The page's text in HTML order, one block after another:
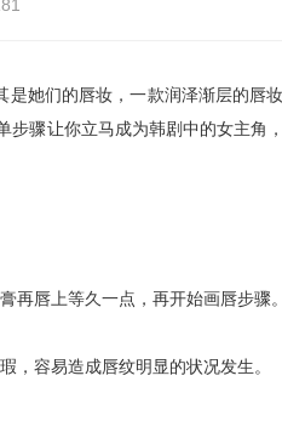
她们的唇妆，一款润泽渐层的唇
骤让你立马成为韩剧中的女主角
唇上等久一点，再开始画唇步骤。
容易造成唇纹明显的状况发生。